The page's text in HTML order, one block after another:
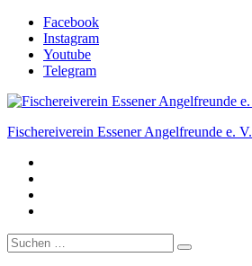
Zum
Inhalt
springen
Facebook
Instagram
Youtube
Telegram
Fischereiverein Essener Angelfreunde e. V.
Der Angelverein in Essen.
Suche
nach: